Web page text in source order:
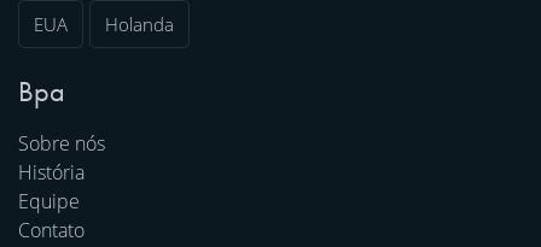
EUA Holanda
Bpa
Sobre nós
História
Equipe
Contato